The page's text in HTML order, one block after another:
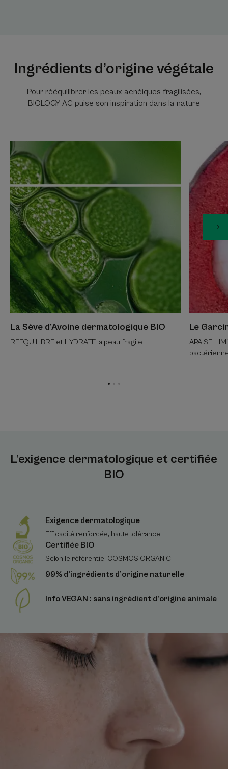
Ingrédients d’origine végétale
Pour rééquilibrer les peaux acnéiques fragilisées,
BIOLOGY AC puise son inspiration dans la nature
La Sève d’Avoine dermatologique BIO
REEQUILIBRE et HYDRATE la peau fragile
Le
APAISE,
AllerAllerAller
L’exigence dermatologique et certifiée
BIO
Exigence dermatologique
Efficacité renforcée, haute tolérance
Certifiée BIO
Selon le référentiel COSMOS ORGANIC
99% d’ingrédients d’origine naturelle
Info VEGAN : sans ingrédient d’origine animale